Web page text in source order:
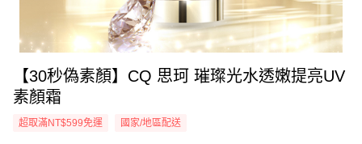
【30秒偽素顏】CQ 思珂 璀璨光水透嫩提亮UV
素顏霜
超取滿NT$599免運 國家/地區配送